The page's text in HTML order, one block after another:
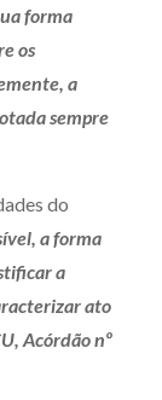
forma
os
a
sempre
do
a forma
a
ato
Acórdão nº